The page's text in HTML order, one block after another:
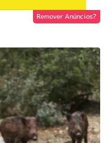
Remover Anúncios?